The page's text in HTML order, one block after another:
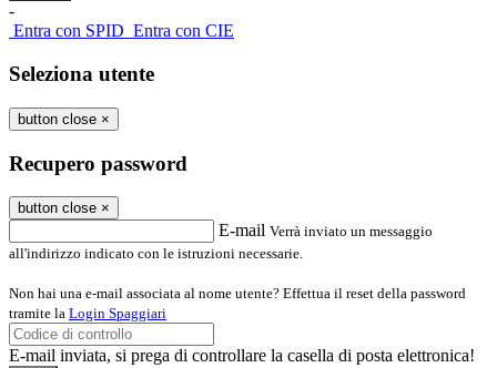
-
Entra con SPID Entra con CIE
Seleziona utente
button close ×
Recupero password
button close ×
E-mail Verrà inviato un messaggio
all'indirizzo indicato con le istruzioni necessarie.
Non hai una e-mail associata al nome utente? Effettua il reset della password
tramite la Login Spaggiari
E-mail inviata, si prega di controllare la casella di posta elettronica!